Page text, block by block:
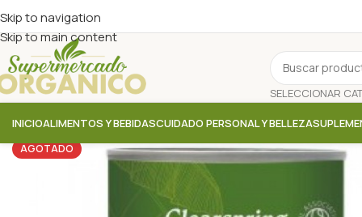
Skip to navigation
Skip to main content
INICIOALIMENTOS Y BEBIDASCUIDADO PERSONAL Y BELLEZA
AGOTADO